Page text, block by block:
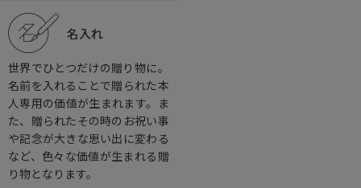
名入れ
世界でひとつだけの贈り物に。
名前を入れることで贈られた本
人専用の価値が生まれます。ま
た、贈られたその時のお祝い事
や記念が大きな思い出に変わる
など、色々な価値が生まれる贈
り物となります。